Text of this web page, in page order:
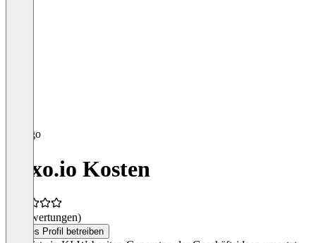
mixo.io Kosten
(0 Bewertungen)
Dieses Profil betreiben